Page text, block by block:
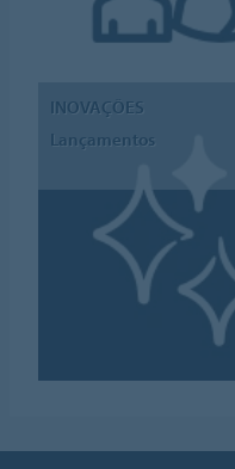
INOVAÇÕES
Lançamentos